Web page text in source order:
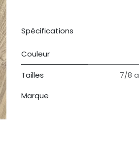
Spécifications
Couleur
Tailles 7/8
Marque